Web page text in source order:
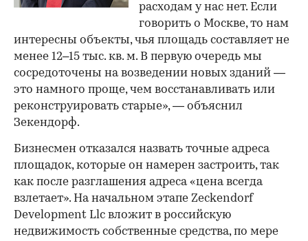
расходам у нас нет. Если
говорить о Москве, то нам
интересны объекты, чья площадь составляет не
менее 12–15 тыс. кв. м. В первую очередь мы
сосредоточены на возведении новых зданий —
это намного проще, чем восстанавливать или
реконструировать старые», — объяснил
Зекендорф.
Бизнесмен отказался назвать точные адреса
площадок, которые он намерен застроить, так
как после разглашения адреса «цена всегда
взлетает». На начальном этапе Zeckendorf
Development Llc вложит в российскую
недвижимость собственные средства, по мере